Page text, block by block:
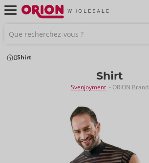
Shirt
Shirt
Svenjoyment - ORION Brand